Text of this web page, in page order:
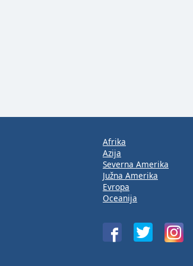
Afrika
Azija
Severna Amerika
Južna Amerika
Evropa
Oceanija